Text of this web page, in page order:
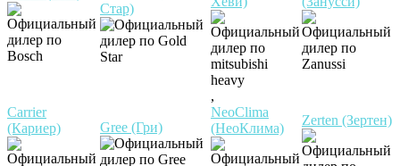
Стар)
,
Carrier
(Кариер)
Gree (Гри)
NeoClima
(НеоКлима)
Zerten (Зертен)